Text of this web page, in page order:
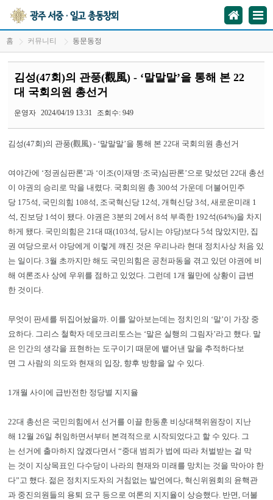
홈 커뮤니티 동문동정
김성(47회)의 관풍(觀風) - ‘말말말’을 통해 본 22
대 국회의원 총선거
운영자 2024/04/19 13:31 조회수: 949
김성(47회)의 관풍(觀風) - ‘말말말’을 통해 본 22대 국회의원 총선거
여야간에 ‘정권심판론’과 ‘이조(이재명·조국)심판론’으로 맞섰던 22대 총선
이 야권의 승리로 막을 내렸다. 국회의원 총 300석 가운데 더불어민주
당 175석, 국민의힘 108석, 조국혁신당 12석, 개혁신당 3석, 새로운미래 1
석, 진보당 1석이 됐다. 야권은 3분의 2에서 8석 부족한 192석(64%)을 차지
하게 됐다. 국민의힘은 21대 때(103석, 당시는 야당)보다 5석 많았지만, 집
권 여당으로서 야당에게 이렇게 깨진 것은 우리나라 현대 정치사상 처음 있
는 일이다. 3월 초까지만 해도 국민의힘은 공천파동을 겪고 있던 야권에 비
해 여론조사 상에 우위를 점하고 있었다. 그런데 1개 월만에 상황이 급변
한 것이다.
무엇이 판세를 뒤집어놨을까. 이를 알아보는데는 정치인의 ‘말’이 가장 중
요하다. 그리스 철학자 데모크리토스는 ‘말은 실행의 그림자’라고 했다. 말
은 인간의 생각을 표현하는 도구이기 때문에 뱉어낸 말을 추적하다보
면 그 사람의 의도와 현재의 입장, 향후 방향을 알 수 있다.
1개월 사이에 급반전한 정당별 지지율
22대 총선은 국민의힘에서 선거를 이끌 한동훈 비상대책위원장이 지난
해 12월 26일 취임하면서부터 본격적으로 시작되었다고 할 수 있다. 그
는 선거에 출마하지 않겠다면서 “중대 범죄가 법에 따라 처벌받는 걸 막
는 것이 지상목표인 다수당이 나라의 현재와 미래를 망치는 것을 막아야 한
다”고 했다. 젊은 정치지도자의 거침없는 발언에다, 혁신위원회의 윤핵관
과 중진의원들의 용퇴 요구 등으로 여론의 지지율이 상승했다. 반면, 더불